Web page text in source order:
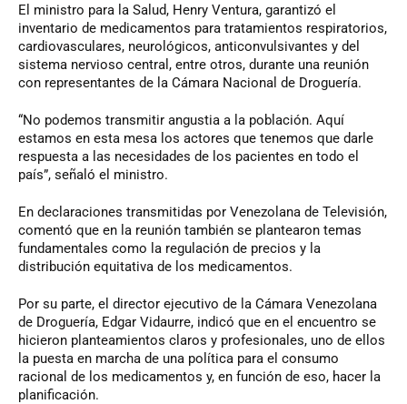
El ministro para la Salud, Henry Ventura, garantizó el
inventario de medicamentos para tratamientos respiratorios,
cardiovasculares, neurológicos, anticonvulsivantes y del
sistema nervioso central, entre otros, durante una reunión
con representantes de la Cámara Nacional de Droguería.
“No podemos transmitir angustia a la población. Aquí
estamos en esta mesa los actores que tenemos que darle
respuesta a las necesidades de los pacientes en todo el
país”, señaló el ministro.
En declaraciones transmitidas por Venezolana de Televisión,
comentó que en la reunión también se plantearon temas
fundamentales como la regulación de precios y la
distribución equitativa de los medicamentos.
Por su parte, el director ejecutivo de la Cámara Venezolana
de Droguería, Edgar Vidaurre, indicó que en el encuentro se
hicieron planteamientos claros y profesionales, uno de ellos
la puesta en marcha de una política para el consumo
racional de los medicamentos y, en función de eso, hacer la
planificación.